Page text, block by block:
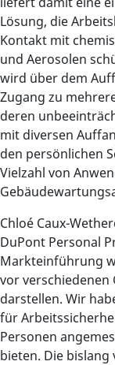
Lösung, die
Kontakt mit
und Aerosolen
wird über dem
Zugang zu
deren
mit diversen
den persönlichen
Vielzahl von
Chloé Caux-
DuPont Personal
Markteinführung
vor
darstellen. Wir
für
Personen
bieten. Die